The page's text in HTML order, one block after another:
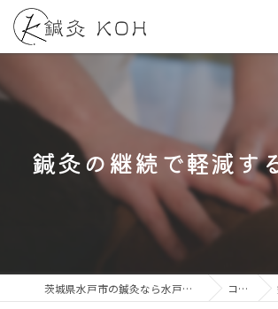
鍼灸の継続で軽減す
茨城県水戸市の鍼灸なら水戸整体・鍼灸KOH コラム